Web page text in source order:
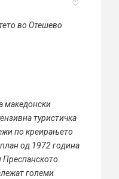
во Отешево
македонски
туристичка
по креирањето
од 1972 година
Преспанското
големи